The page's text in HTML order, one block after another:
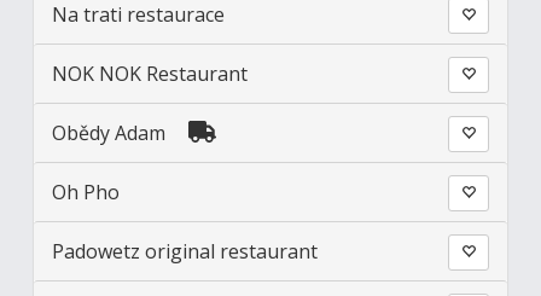
Na trati restaurace
NOK NOK Restaurant
Obědy Adam
Oh Pho
Padowetz original restaurant